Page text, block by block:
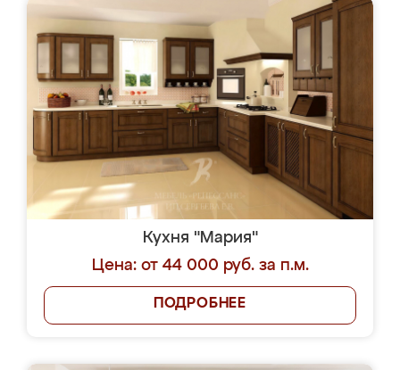
Кухня "Мария"
Цена: от 44 000 руб. за п.м.
ПОДРОБНЕЕ